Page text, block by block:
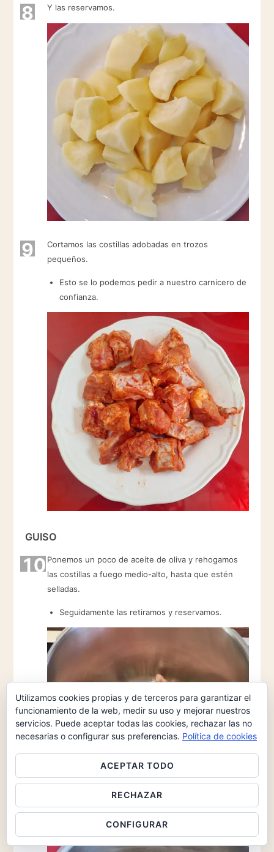
8 Y las reservamos.
9
Cortamos las costillas adobadas en trozos
pequeños.
Esto se lo podemos pedir a nuestro carnicero de
confianza.
GUISO
10 Ponemos un poco de aceite de oliva y rehogamos
las costillas a fuego medio-alto, hasta que estén
selladas.
Seguidamente las retiramos y reservamos.
11
Utilizamos cookies propias y de terceros para garantizar el
funcionamiento de la web, medir su uso y mejorar nuestros
servicios. Puede aceptar todas las cookies, rechazar las no
necesarias o configurar sus preferencias. Política de cookies
ACEPTAR TODO
RECHAZAR
CONFIGURAR